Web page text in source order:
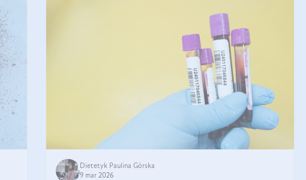
Dietetyk Paulina Górska
9 mar 2026